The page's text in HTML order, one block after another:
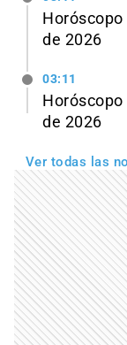
de 2026
03:11
de 2026
Ver todas las